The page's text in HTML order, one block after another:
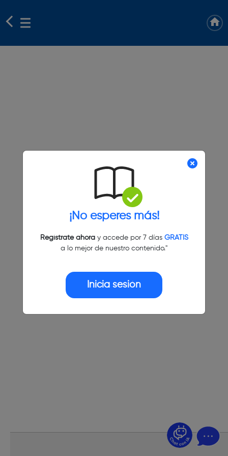
¡No esperes más!
Regístrate ahoray accede por 7 días GRATIS
a lo mejor de nuestro contenido."
Inicia sesión